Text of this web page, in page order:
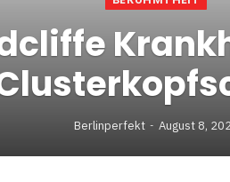
Berlinperfekt August 8,